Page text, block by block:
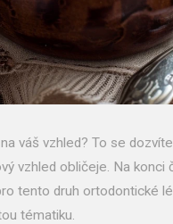
váš vzhled? To se
vzhled obličeje. Na
tento druh ortodontické
tématiku.